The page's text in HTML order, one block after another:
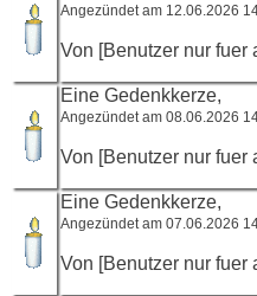
Angezündet am 12.06.2026
Von [Benutzer nur fuer
Eine Gedenkkerze,
Angezündet am 08.06.2026
Von [Benutzer nur fuer
Eine Gedenkkerze,
Angezündet am 07.06.2026
Von [Benutzer nur fuer